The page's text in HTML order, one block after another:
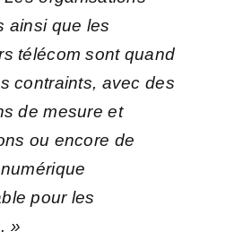
ainsi que les
télécom sont quand
contraints, avec des
de mesure et
ou encore de
pour les
»